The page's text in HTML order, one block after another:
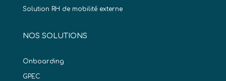
Solution RH de mobilité externe
NOS SOLUTIONS
Onboarding
GPEC